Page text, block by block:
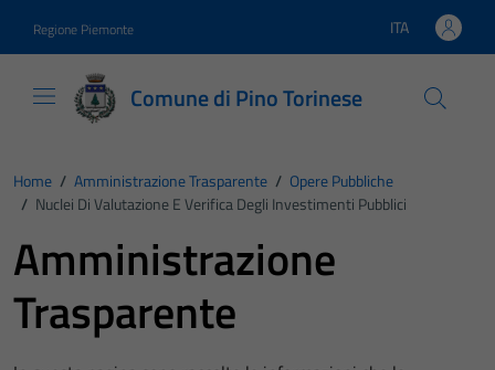
Regione Piemonte Lingua attiva:
ITA
Comune di Pino Torinese
Home / Amministrazione Trasparente / Opere Pubbliche
/ Nuclei Di Valutazione E Verifica Degli Investimenti Pubblici
Amministrazione
Trasparente